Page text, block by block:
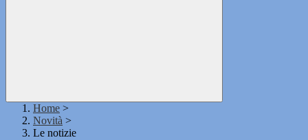
Home >
Novità >
Le notizie